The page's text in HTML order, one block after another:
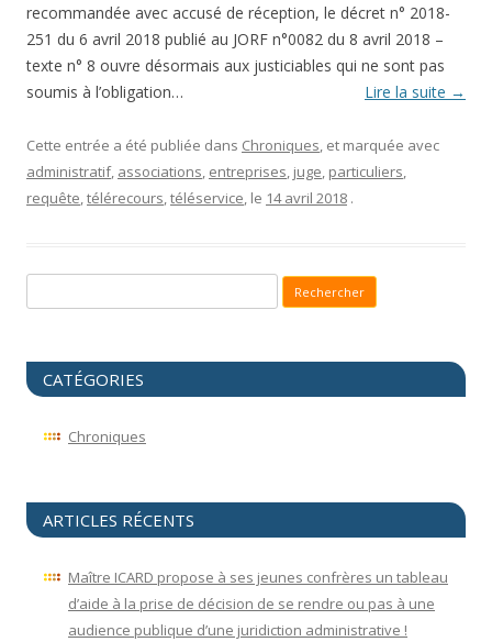
recommandée avec accusé de réception, le décret n° 2018-
251 du 6 avril 2018 publié au JORF n°0082 du 8 avril 2018 –
texte n° 8 ouvre désormais aux justiciables qui ne sont pas
soumis à l’obligation…
Lire la suite →
Cette entrée a été publiée dans Chroniques, et marquée avec
administratif, associations, entreprises, juge, particuliers,
requête,télérecours,téléservice, le 14 avril 2018 .
CATÉGORIES
Chroniques
ARTICLES RÉCENTS
Maître ICARD propose à ses jeunes confrères un tableau
d’aide à la prise de décision de se rendre ou pas à une
audience publique d’une juridiction administrative !